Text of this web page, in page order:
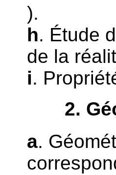
).
h. Étude
de la
i.
2.
a.